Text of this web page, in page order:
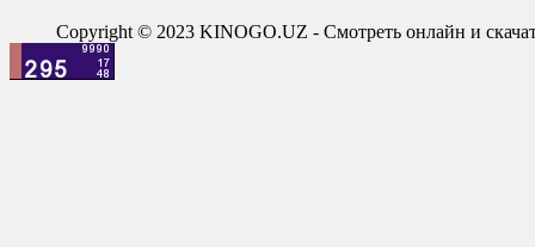
Copyright © 2023 KINOGO.UZ - Смотреть онлайн и